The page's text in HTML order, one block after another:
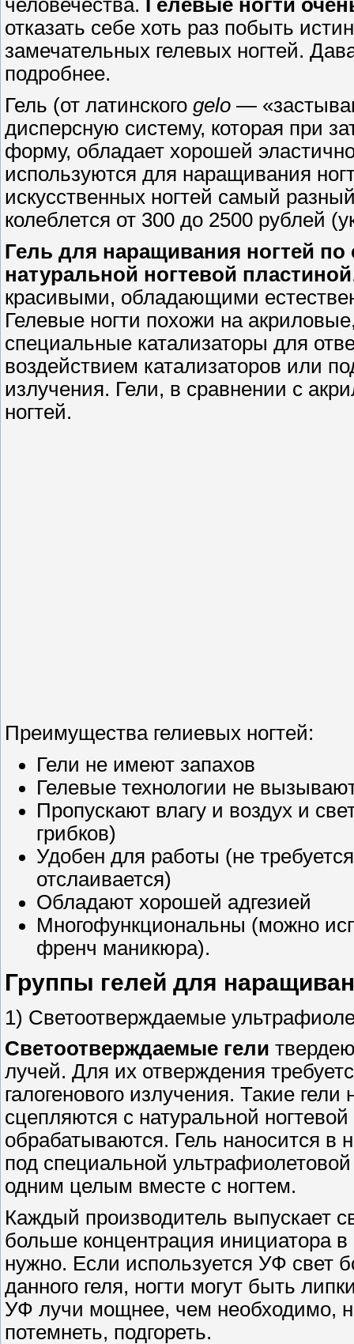
человечества.
Гелевые ногти
отказать себе хоть раз побыть
замечательных гелевых ногтей.
подробнее.
Гель (от латинского gelo —
дисперсную систему, которая при
форму, обладает хорошей
используются для наращивания
искусственных ногтей самый
колеблется от 300 до 2500 рублей
Гель для наращивания ногтей по
натуральной ногтевой пластиной
красивыми, обладающими
Гелевые ногти похожи на
специальные катализаторы для
воздействием катализаторов или
излучения. Гели, в сравнении с
ногтей.
Преимущества гелиевых ногтей:
Гели не имеют запахов
Гелевые технологии не
Пропускают влагу и воздух и
грибков)
Удобен для работы (не
отслаивается)
Обладают хорошей адгезией
Многофункциональны (можно
френч маникюра).
Группы гелей для
1) Светоотверждаемые
Светоотверждаемые гели
лучей. Для их отверждения
галогенового излучения. Такие
сцепляются с натуральной
обрабатываются. Гель наносится
под специальной
одним целым вместе с ногтем.
Каждый производитель выпускает
больше концентрация инициатора
нужно. Если используется УФ свет
данного геля, ногти могут быть
УФ лучи мощнее, чем необходимо,
потемнеть, подгореть.